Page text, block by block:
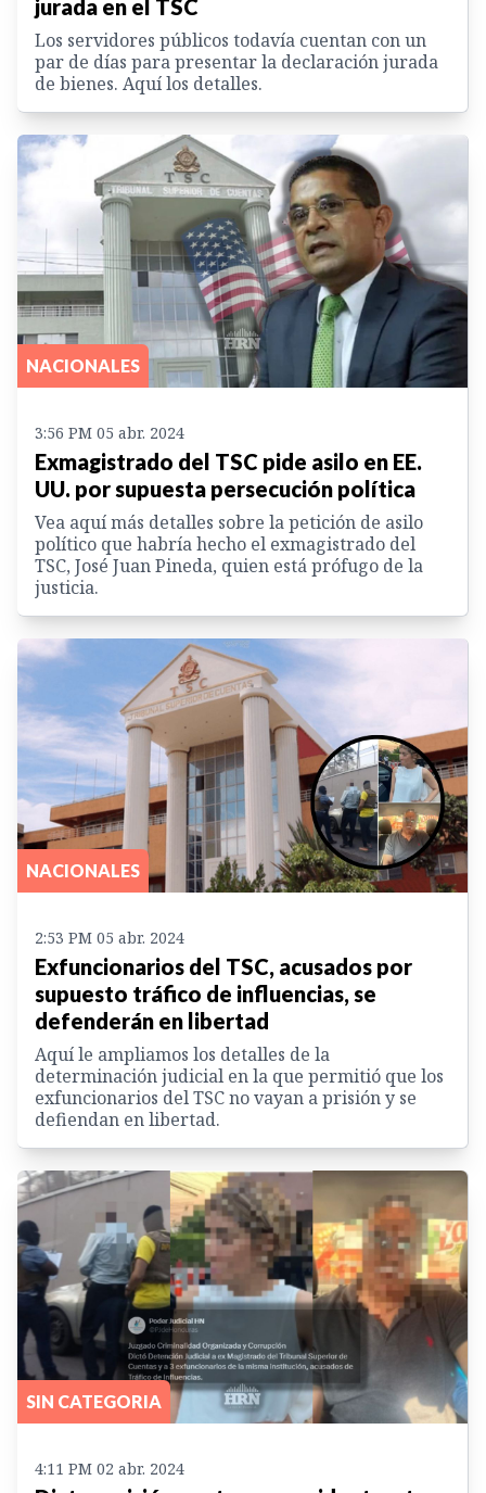
jurada en el TSC
Los servidores públicos todavía cuentan con un
par de días para presentar la declaración jurada
de bienes. Aquí los detalles.
NACIONALES
3:56 PM 05 abr. 2024
Exmagistrado del TSC pide asilo en EE.
UU. por supuesta persecución política
Vea aquí más detalles sobre la petición de asilo
político que habría hecho el exmagistrado del
TSC, José Juan Pineda, quien está prófugo de la
justicia.
NACIONALES
2:53 PM 05 abr. 2024
Exfuncionarios del TSC, acusados por
supuesto tráfico de influencias, se
defenderán en libertad
Aquí le ampliamos los detalles de la
determinación judicial en la que permitió que los
exfuncionarios del TSC no vayan a prisión y se
defiendan en libertad.
SIN CATEGORIA
4:11 PM 02 abr. 2024